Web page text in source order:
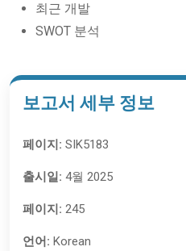
최근 개발
SWOT 분석
보고서 세부 정보
페이지: SIK5183
출시일: 4월 2025
페이지: 245
언어: Korean